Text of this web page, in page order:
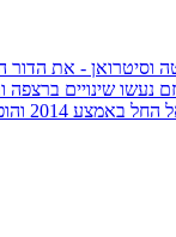
- ביחד עם טויוטה
נעשו שינויים
והוחלף לפיג'ו 108 בדור השני